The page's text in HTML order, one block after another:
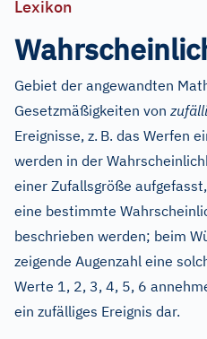
Lexikon
Gebiet der angewandten
Gesetzmäßigkeiten von
Ereignisse, z. B. das Werfen
werden in der
einer Zufallsgröße
eine bestimmte
beschrieben werden; beim
zeigende Augenzahl eine
Werte 1, 2, 3, 4, 5, 6
ein zufälliges Ereignis dar.